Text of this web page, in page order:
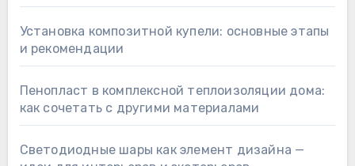
Установка композитной купели: основные этапы
и рекомендации
Пенопласт в комплексной теплоизоляции дома:
как сочетать с другими материалами
Светодиодные шары как элемент дизайна —